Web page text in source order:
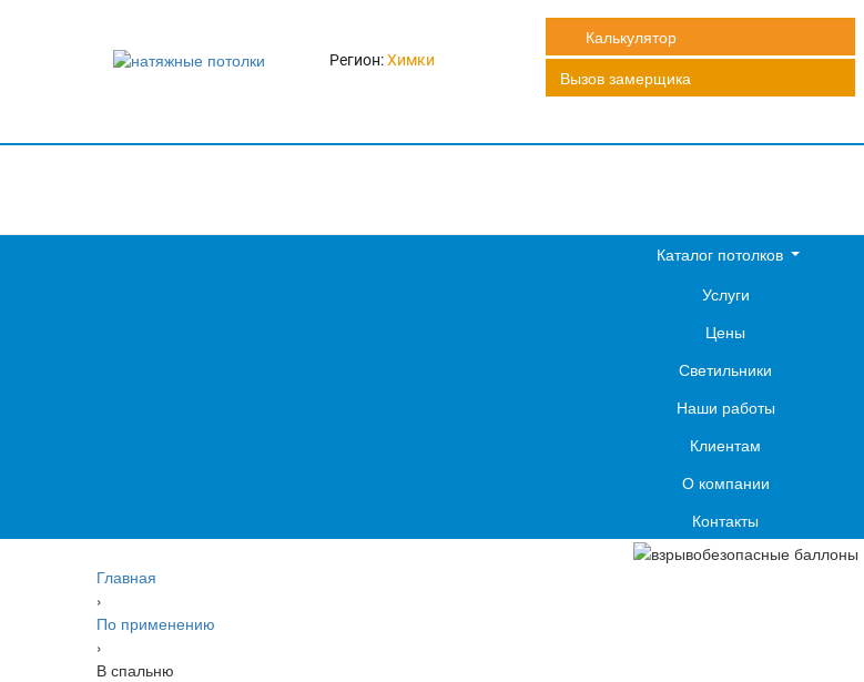
Регион:Химки
Калькулятор
Вызов замерщика
Каталог потолков
Услуги
Цены
Светильники
Наши работы
Клиентам
О компании
Контакты
Главная
›
По применению
›
В спальню